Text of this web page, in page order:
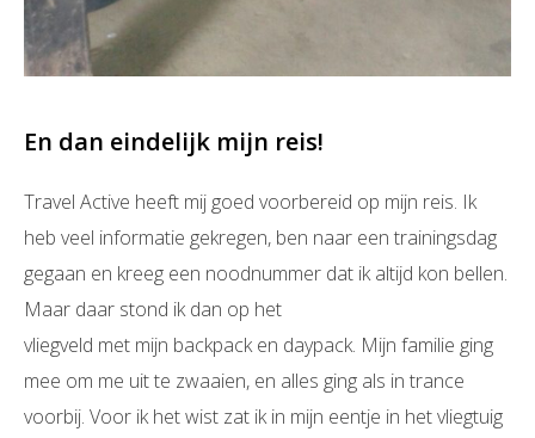
En dan eindelijk mijn reis!
Travel Active heeft mij goed voorbereid op mijn reis. Ik
heb veel informatie gekregen, ben naar een trainingsdag
gegaan en kreeg een noodnummer dat ik altijd kon bellen.
Maar daar stond ik dan op het
vliegveld met mijn backpack en daypack. Mijn familie ging
mee om me uit te zwaaien, en alles ging als in trance
voorbij. Voor ik het wist zat ik in mijn eentje in het vliegtuig